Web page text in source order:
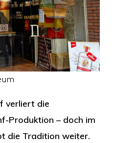
verliert die
Produktion – doch im
die Tradition weiter.